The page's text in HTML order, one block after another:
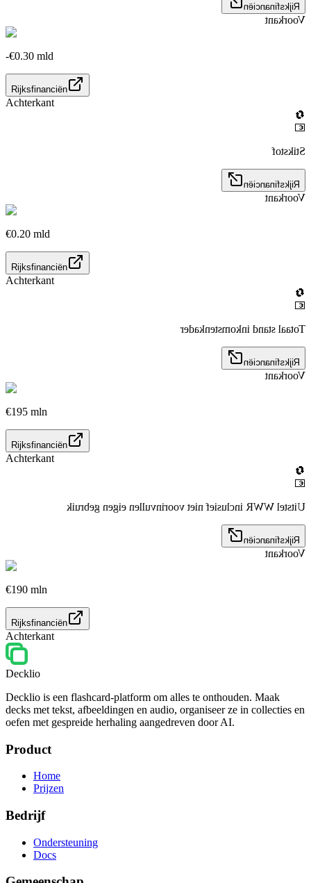
Rijksfinanciën
Voorkant
-€0.30 mld
Rijksfinanciën
Achterkant
🔄
💶
Stikstof
Rijksfinanciën
Voorkant
€0.20 mld
Rijksfinanciën
Achterkant
🔄
💶
Totaal stand inkomstenkader
Rijksfinanciën
Voorkant
€195 mln
Rijksfinanciën
Achterkant
🔄
💶
Uitstel WWR inclusief niet voorinvullen eigen gebruik
Rijksfinanciën
Voorkant
€190 mln
Rijksfinanciën
Achterkant
Decklio
Decklio is een flashcard-platform om alles te onthouden. Maak
decks met tekst, afbeeldingen en audio, organiseer ze in collecties en
oefen met gespreide herhaling aangedreven door AI.
Product
Home
Prijzen
Bedrijf
Ondersteuning
Docs